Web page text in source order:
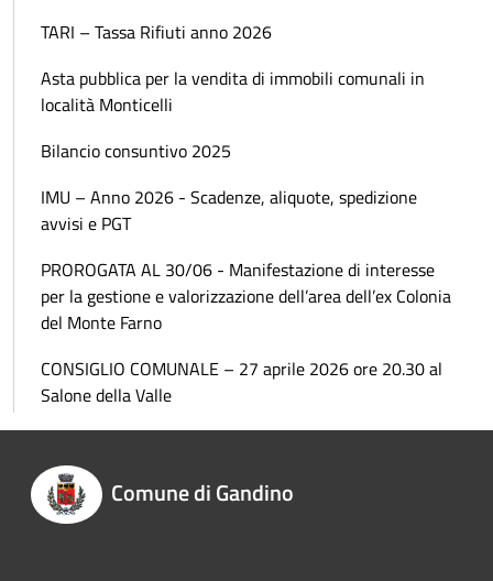
TARI – Tassa Rifiuti anno 2026
Asta pubblica per la vendita di immobili comunali in
località Monticelli
Bilancio consuntivo 2025
IMU – Anno 2026 - Scadenze, aliquote, spedizione
avvisi e PGT
PROROGATA AL 30/06 - Manifestazione di interesse
per la gestione e valorizzazione dell’area dell’ex Colonia
del Monte Farno
CONSIGLIO COMUNALE – 27 aprile 2026 ore 20.30 al
Salone della Valle
Comune di Gandino